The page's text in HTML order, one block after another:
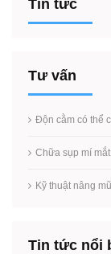
Tin tức
Tư vấn
Độn cằm có thể
Chữa sụp mí
Kỹ thuật nâng
Tin tức nổi